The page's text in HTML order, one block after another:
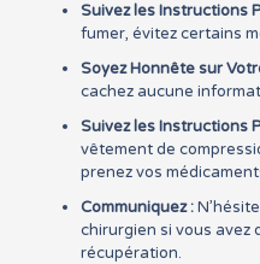
Suivez les Instructions
fumer, évitez certains
Soyez Honnête sur
cachez aucune
Suivez les Instructions
vêtement de
prenez vos
Communiquez :
chirurgien si vous avez
récupération.